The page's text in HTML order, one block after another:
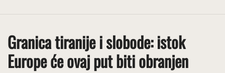
Granica tiranije i slobode: istok
Europe će ovaj put biti obranjen